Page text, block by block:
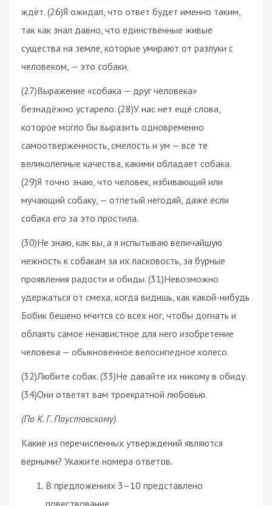
ждёт. (26)Я ожидал, что ответ будет именно таким,
так как знал давно, что единственные живые
существа на земле, которые умирают от разлуки с
человеком, — это собаки.
(27)Выражение «собака — друг человека»
безнадёжно устарело. (28)У нас нет ещё слова,
которое могло бы выразить одновременно
самоотверженность, смелость и ум — все те
великолепные качества, какими обладает собака.
(29)Я точно знаю, что человек, избивающий или
мучающий собаку, — отпетый негодяй, даже если
собака его за это простила.
(30)Не знаю, как вы, а я испытываю величайшую
нежность к собакам за их ласковость, за бурные
проявления радости и обиды. (31)Невозможно
удержаться от смеха, когда видишь, как какой-нибудь
Бобик бешено мчится со всех ног, чтобы догнать и
облаять самое ненавистное для него изобретение
человека — обыкновенное велосипедное колесо.
(32)Любите собак. (33)Не давайте их никому в обиду.
(34)Они ответят вам троекратной любовью.
(По К. Г. Паустовскому)
Какие из перечисленных утверждений являются
верными? Укажите номера ответов.
В предложениях 3–10 представлено
повествование.